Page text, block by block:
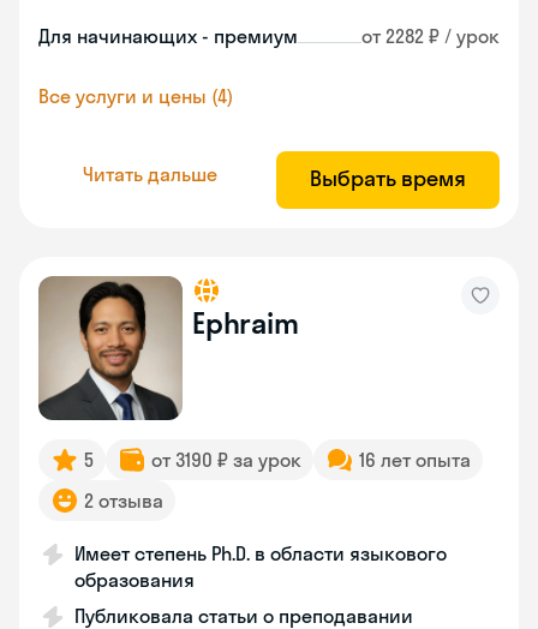
Для начинающих - премиум от 2282 ₽ / урок
Все услуги и цены (4)
Читать дальше Выбрать время
Ephraim
5 от 3190 ₽ за урок
16 лет опыта
2 отзыва
Имеет степень Ph.D. в области языкового
образования
Публиковала статьи о преподавании